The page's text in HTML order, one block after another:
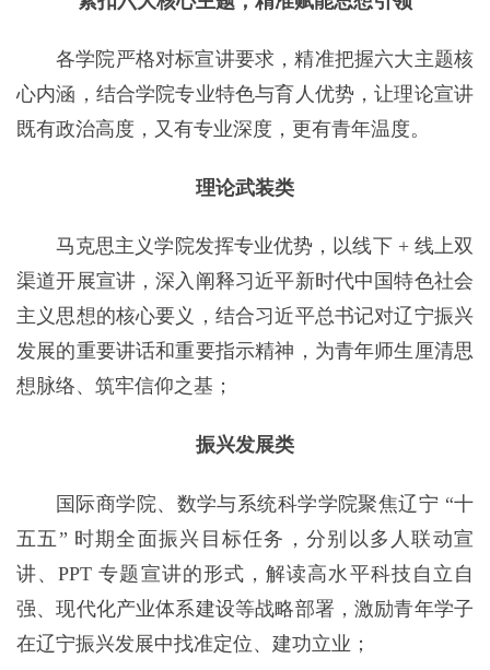
各学院严格对标宣讲要求，精准把握六大主题核
心内涵，结合学院专业特色与育人优势，让理论宣讲
既有政治高度，又有专业深度，更有青年温度。
理论武装类
马克思主义学院发挥专业优势，以线下 + 线上双
渠道开展宣讲，深入阐释习近平新时代中国特色社会
主义思想的核心要义，结合习近平总书记对辽宁振兴
发展的重要讲话和重要指示精神，为青年师生厘清思
想脉络、筑牢信仰之基；
振兴发展类
国际商学院、数学与系统科学学院聚焦辽宁 “十
五五” 时期全面振兴目标任务，分别以多人联动宣
讲、PPT 专题宣讲的形式，解读高水平科技自立自
强、现代化产业体系建设等战略部署，激励青年学子
在辽宁振兴发展中找准定位、建功立业；